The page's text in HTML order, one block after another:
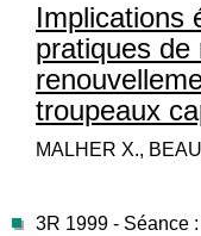
Implications
pratiques
troupeaux
MALHER X.,
3R 1999 - Séance